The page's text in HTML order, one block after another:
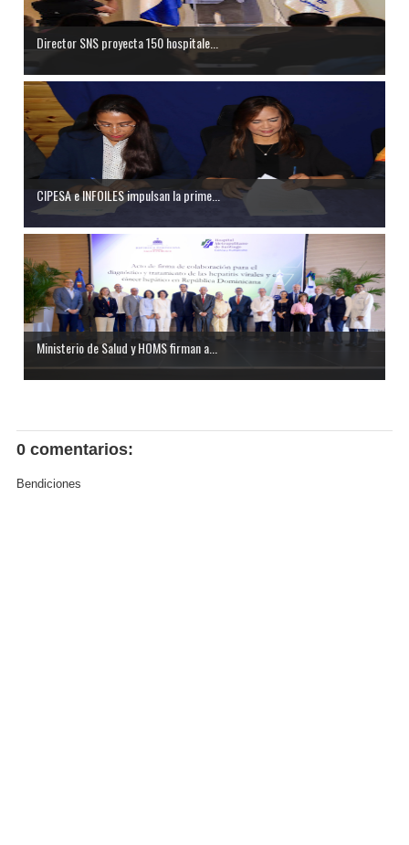
Director SNS proyecta 150 hospitale...
CIPESA e INFOILES impulsan la prime...
Ministerio de Salud y HOMS firman a...
0 comentarios:
Bendiciones